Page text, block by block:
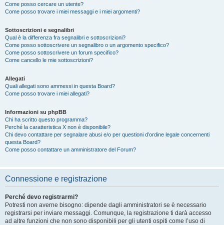
Come posso cercare un utente?
Come posso trovare i miei messaggi e i miei argomenti?
Sottoscrizioni e segnalibri
Qual è la differenza fra segnalibri e sottoscrizioni?
Come posso sottoscrivere un segnalibro o un argomento specifico?
Come posso sottoscrivere un forum specifico?
Come cancello le mie sottoscrizioni?
Allegati
Quali allegati sono ammessi in questa Board?
Come posso trovare i miei allegati?
Informazioni su phpBB
Chi ha scritto questo programma?
Perché la caratteristica X non è disponibile?
Chi devo contattare per segnalare abusi e/o per questioni d’ordine legale concernenti
questa Board?
Come posso contattare un amministratore del Forum?
Connessione e registrazione
Perché devo registrarmi?
Potresti non averne bisogno: dipende dagli amministratori se è necessario
registrarsi per inviare messaggi. Comunque, la registrazione ti darà accesso
ad altre funzioni che non sono disponibili per gli utenti ospiti come l’uso di